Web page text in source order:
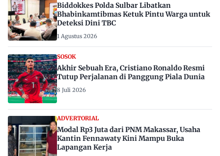
Biddokkes Polda Sulbar Libatkan
Bhabinkamtibmas Ketuk Pintu Warga untuk
Deteksi Dini TBC
1 Agustus 2026
SOSOK
Akhir Sebuah Era, Cristiano Ronaldo Resmi
Tutup Perjalanan di Panggung Piala Dunia
8 Juli 2026
ADVERTORIAL
Modal Rp3 Juta dari PNM Makassar, Usaha
Kantin Fennawaty Kini Mampu Buka
Lapangan Kerja